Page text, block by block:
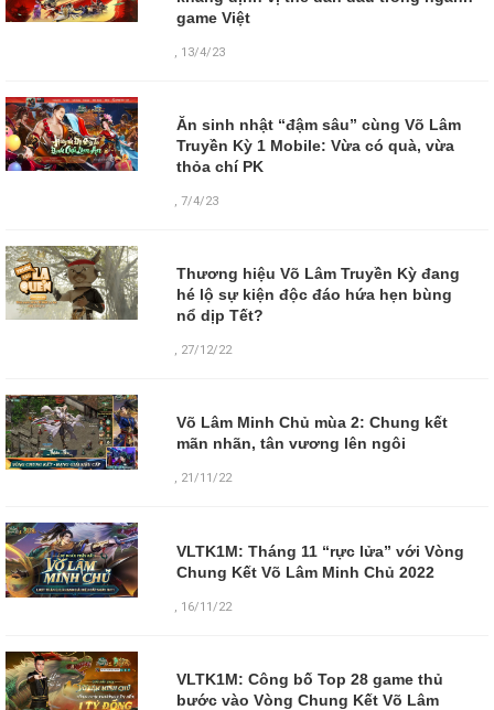
game Việt
, 13/4/23
Ăn sinh nhật “đậm sâu” cùng Võ Lâm
Truyền Kỳ 1 Mobile: Vừa có quà, vừa
thỏa chí PK
,7/4/23
Thương hiệu Võ Lâm Truyền Kỳ đang
hé lộ sự kiện độc đáo hứa hẹn bùng
nổ dịp Tết?
, 27/12/22
Võ Lâm Minh Chủ mùa 2: Chung kết
mãn nhãn, tân vương lên ngôi
, 21/11/22
VLTK1M: Tháng 11 “rực lửa” với Vòng
Chung Kết Võ Lâm Minh Chủ 2022
, 16/11/22
VLTK1M: Công bố Top 28 game thủ
bước vào Vòng Chung Kết Võ Lâm